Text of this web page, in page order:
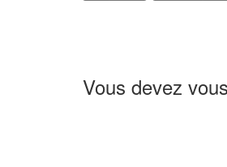
Vous devez